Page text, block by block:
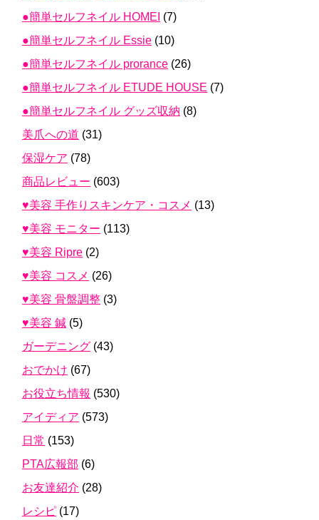
●簡単セルフネイル HOMEI (7)
●簡単セルフネイル Essie (10)
●簡単セルフネイル prorance (26)
●簡単セルフネイル ETUDE HOUSE (7)
●簡単セルフネイル グッズ収納 (8)
美爪への道 (31)
保湿ケア (78)
商品レビュー (603)
♥美容 手作りスキンケア・コスメ (13)
♥美容 モニター (113)
♥美容 Ripre (2)
♥美容 コスメ (26)
♥美容 骨盤調整 (3)
♥美容 鍼 (5)
ガーデニング (43)
おでかけ (67)
お役立ち情報 (530)
アイディア (573)
日常 (153)
PTA広報部 (6)
お友達紹介 (28)
レシピ (17)